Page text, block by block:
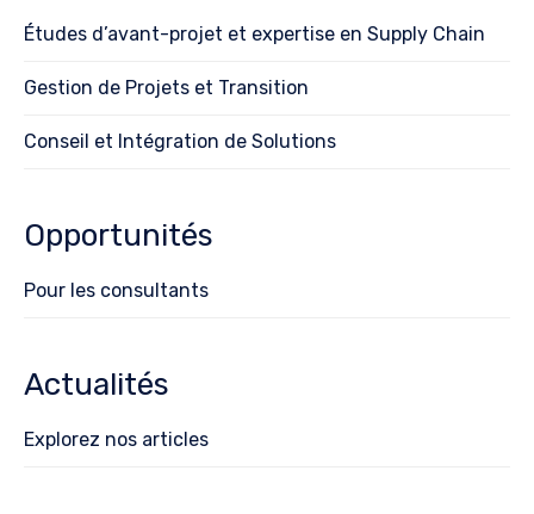
Études d’avant-projet et expertise en Supply Chain
Gestion de Projets et Transition
Conseil et Intégration de Solutions
Opportunités
Pour les consultants
Actualités
Explorez nos articles